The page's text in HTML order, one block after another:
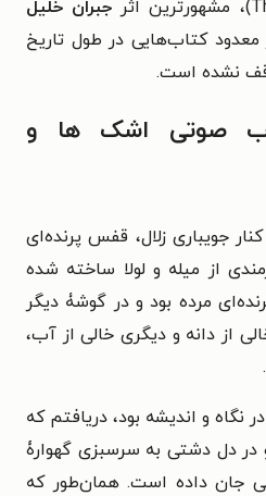
جبران خلیل
کتاب‌هایی در طول تاریخ
نشده است.
صوتی اشک‌ ها و
جویباری زلال، قفس پرنده‌ای
از میله و لولا ساخته شده‌
مرده بود و در گوشۀ دیگر
از دانه و دیگری خالی از آب،
نگاه و اندیشه بود، دریافتم که
و در دل دشتی به سرسبزی گهوارۀ
جان داده است. همان‌طور که